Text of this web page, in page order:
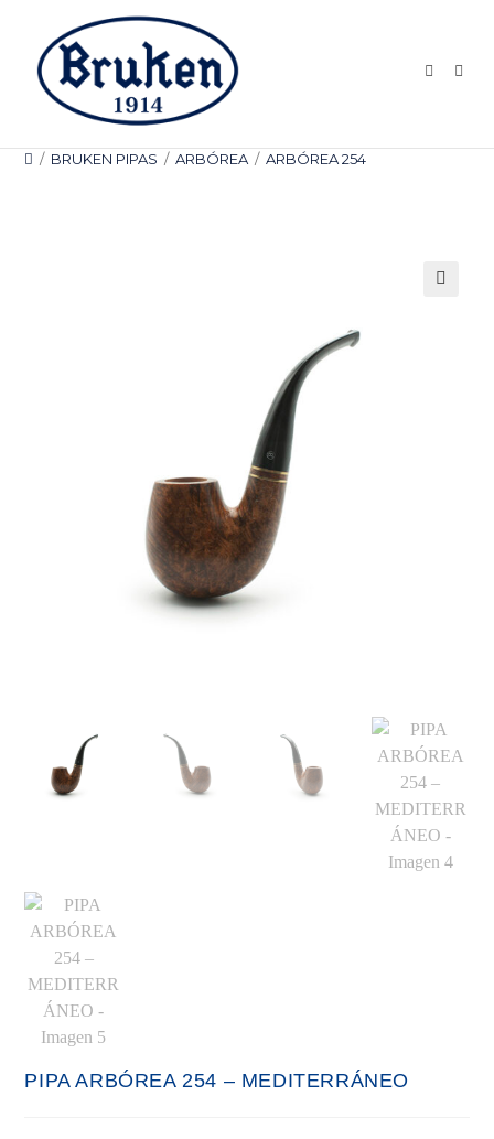
contenido
/ BRUKEN PIPAS / ARBÓREA / ARBÓREA 254
PIPA ARBÓREA 254 – MEDITERRÁNEO